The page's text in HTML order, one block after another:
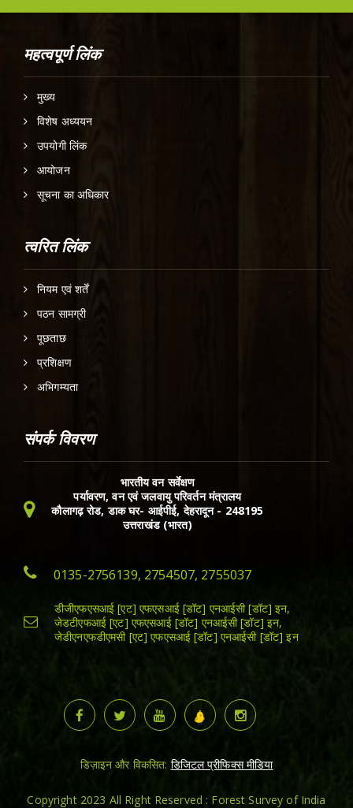
महत्वपूर्ण लिंक
मुख्य
विशेष अध्ययन
उपयोगी लिंक
आयोजन
सूचना का अधिकार
त्वरित लिंक
नियम एवं शर्तें
पठन सामग्री
पूछताछ
प्रशिक्षण
अभिगम्यता
संपर्क विवरण
भारतीय वन सर्वेक्षण
पर्यावरण, वन एवं जलवायु परिवर्तन मंत्रालय
कौलागढ़ रोड, डाक घर- आईपीई, देहरादून - 248195
उत्तराखंड (भारत)
0135-2756139, 2754507, 2755037
डीजीएफएसआई [एट] एफएसआई [डॉट] एनआईसी [डॉट] इन,
जेडटीएफआई [एट] एफएसआई [डॉट] एनआईसी [डॉट] इन,
जेडीएनएफडीएमसी [एट] एफएसआई [डॉट] एनआईसी [डॉट] इन
डिज़ाइन और विकसित: डिजिटल प्रीफिक्स मीडिया
Copyright 2023 All Right Reserved : Forest Survey of India